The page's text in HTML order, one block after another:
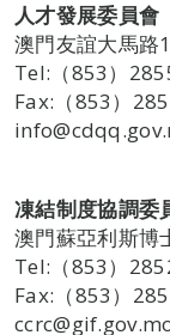
人才發展委員會
澳門友誼大馬路
Tel:（853）
Fax:（853）
凍結制度協調委
澳門蘇亞利斯博
Tel:（853）
Fax:（853）